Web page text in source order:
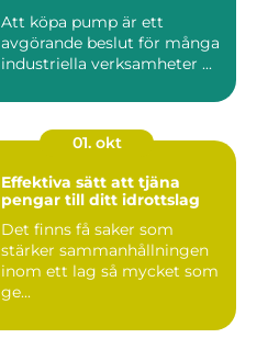
Att köpa pump är ett
avgörande beslut för många
industriella verksamheter ...
01. okt
Effektiva sätt att tjäna
pengar till ditt idrottslag
Det finns få saker som
stärker sammanhållningen
inom ett lag så mycket som
ge...